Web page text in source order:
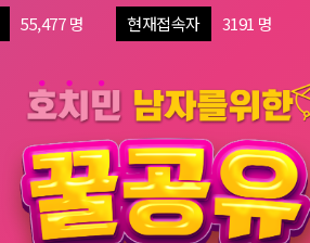
55,477 명 현재접속자 3191 명